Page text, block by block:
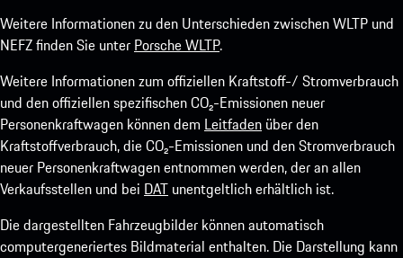
Weitere Informationen zu den Unterschieden zwischen WLTP und
NEFZ finden Sie unter Porsche WLTP.
Weitere Informationen zum offiziellen Kraftstoff-/ Stromverbrauch
und den offiziellen spezifischen CO₂-Emissionen neuer
Personenkraftwagen können dem Leitfaden über den
Kraftstoffverbrauch, die CO₂-Emissionen und den Stromverbrauch
neuer Personenkraftwagen entnommen werden, der an allen
Verkaufsstellen und bei DAT unentgeltlich erhältlich ist.
Die dargestellten Fahrzeugbilder können automatisch
computergeneriertes Bildmaterial enthalten. Die Darstellung kann